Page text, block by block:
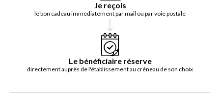
Je reçois
le bon cadeau immédiatement par mail ou par voie postale
Le bénéficiaire réserve
directement auprès de l'établissement au créneau de son choix